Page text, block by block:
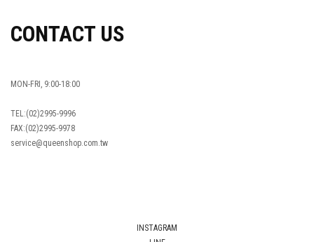
CONTACT US
MON-FRI, 9:00-18:00
TEL:(02)2995-9996
FAX:(02)2995-9978
service@queenshop.com.tw
INSTAGRAM